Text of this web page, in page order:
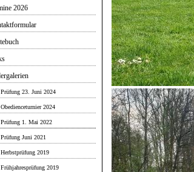
2026
Prüfung 23. Juni 2024
Obedienceturnier 2024
Prüfung 1. Mai 2022
Prüfung Juni 2021
Herbstprüfung 2019
Frühjahresprüfung 2019